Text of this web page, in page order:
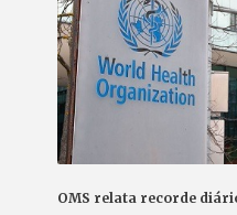
OMS relata recorde